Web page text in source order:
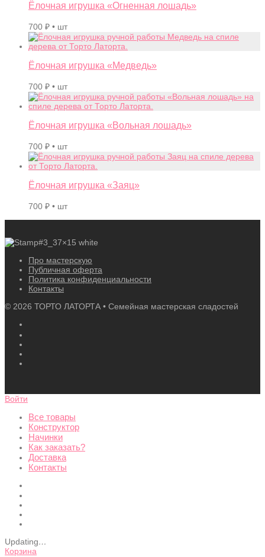
Ёлочная игрушка «Огненная лошадь»
700 ₽ • шт
Ёлочная игрушка «Медведь»
700 ₽ • шт
Ёлочная игрушка «Вольная лошадь»
700 ₽ • шт
Ёлочная игрушка «Заяц»
700 ₽ • шт
Про мастерскую
Публичная оферта
Политика конфиденциальности
Контакты
© 2026 ТОРТО ЛАТОРТА • Семейная мастерская сладостей
Войти
Все товары
Конструктор
Начинки
Как заказать?
Доставка
Контакты
Updating…
Корзина